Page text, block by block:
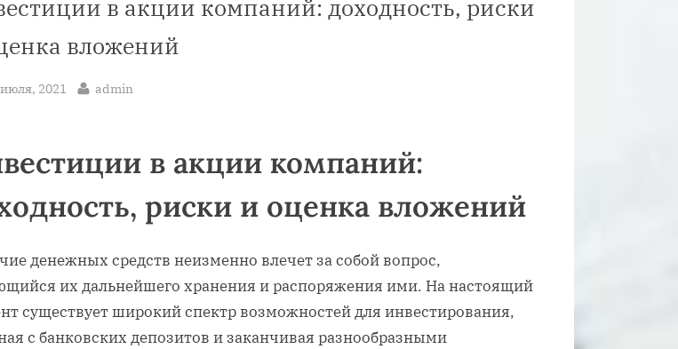
мышц
в акции компаний: доходность, риски
вложений
2021 By
admin
в акции компаний:
риски и оценка вложений
денежных средств неизменно влечет за собой вопрос,
их дальнейшего хранения и распоряжения ими. На настоящий
существует широкий спектр возможностей для инвестирования,
с банковских депозитов и заканчивая разнообразными